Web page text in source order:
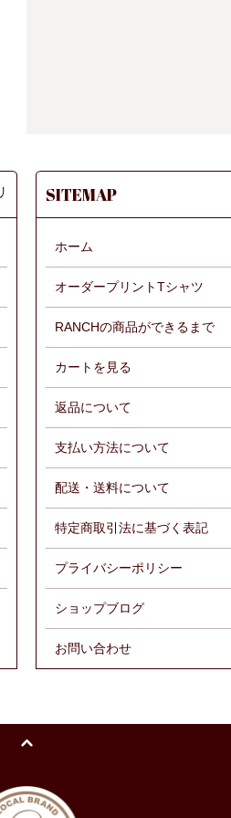
SITEMAP
ホーム
オーダープリントTシャツ
RANCHの商品ができるまで
カートを見る
返品について
支払い方法について
配送・送料について
特定商取引法に基づく表記
プライバシーポリシー
ショップブログ
お問い合わせ